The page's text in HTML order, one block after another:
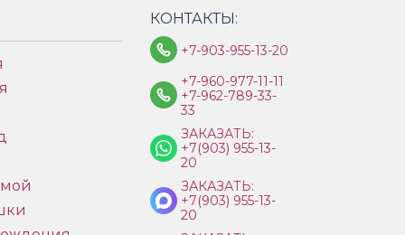
КОНТАКТЫ:
+7-903-955-13-20
+7-960-977-11-11
+7-962-789-33-
33
ЗАКАЗАТЬ:
+7(903) 955-13-
20
ЗАКАЗАТЬ:
+7(903) 955-13-
20